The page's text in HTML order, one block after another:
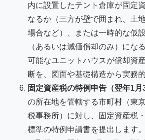
内に設置したテント倉庫が固定
なるか（三方が壁で囲まれ、土
場合など）、または一時的な仮
（あるいは減価償却のみ）にな
可能なユニットハウスが償却資
断を、図面や基礎構造から実務
固定資産税の特例申告（翌年1月
の所在地を管轄する市町村（東
税事務所）に対し、固定資産税
標準の特例申請書を提出します